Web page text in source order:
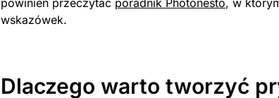
powinien przeczytać poradnik Photonesto, w
wskazówek.
Dlaczego warto tworzyć